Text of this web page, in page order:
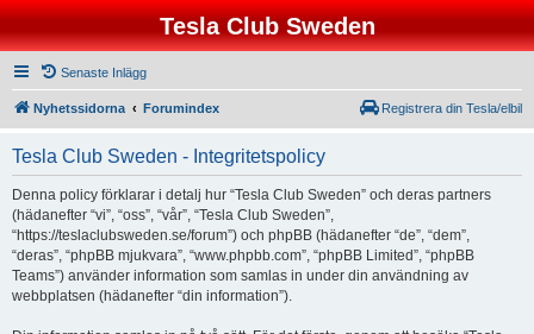
Tesla Club Sweden
Senaste Inlägg
Nyhetssidorna Forumindex Registrera din Tesla/elbil
Tesla Club Sweden - Integritetspolicy
Denna policy förklarar i detalj hur “Tesla Club Sweden” och deras partners
(hädanefter “vi”, “oss”, “vår”, “Tesla Club Sweden”,
“https://teslaclubsweden.se/forum”) och phpBB (hädanefter “de”, “dem”,
“deras”, “phpBB mjukvara”, “www.phpbb.com”, “phpBB Limited”, “phpBB
Teams”) använder information som samlas in under din användning av
webbplatsen (hädanefter “din information”).